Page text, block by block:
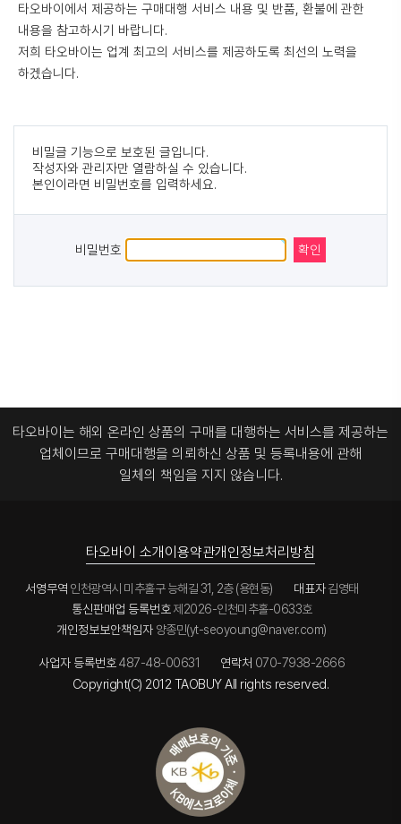
타오바이에서 제공하는 구매대행 서비스 내용 및 반품, 환불에 관한
내용을 참고하시기 바랍니다.
저희 타오바이는 업계 최고의 서비스를 제공하도록 최선의 노력을
하겠습니다.
비밀글 기능으로 보호된 글입니다.
작성자와 관리자만 열람하실 수 있습니다.
본인이라면 비밀번호를 입력하세요.
비밀번호
타오바이는 해외 온라인 상품의 구매를 대행하는 서비스를 제공하는
업체이므로 구매대행을 의뢰하신 상품 및 등록내용에 관해
일체의 책임을 지지 않습니다.
타오바이 소개이용약관개인정보처리방침
서영무역 인천광역시 미추홀구 능해길 31, 2층 (용현동) 대표자김영태
통신판매업 등록번호제2026-인천미추홀-0633호
개인정보보안책임자 양종민(yt-seoyoung@naver.com)
사업자 등록번호487-48-00631 연락처 070-7938-2666
Copyright(C) 2012 TAOBUY All rights reserved.